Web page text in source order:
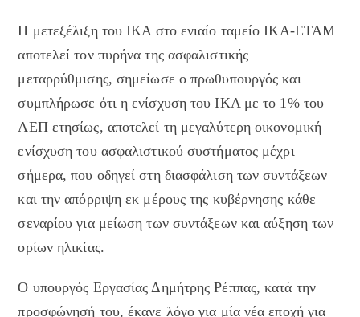
Η μετεξέλιξη του ΙΚΑ στο ενιαίο ταμείο ΙΚΑ-ΕΤΑΜ
αποτελεί τον πυρήνα της ασφαλιστικής
μεταρρύθμισης, σημείωσε ο πρωθυπουργός και
συμπλήρωσε ότι η ενίσχυση του ΙΚΑ με το 1% του
ΑΕΠ ετησίως, αποτελεί τη μεγαλύτερη οικονομική
ενίσχυση του ασφαλιστικού συστήματος μέχρι
σήμερα, που οδηγεί στη διασφάλιση των συντάξεων
και την απόρριψη εκ μέρους της κυβέρνησης κάθε
σεναρίου για μείωση των συντάξεων και αύξηση των
ορίων ηλικίας.
Ο υπουργός Εργασίας Δημήτρης Ρέππας, κατά την
προσφώνησή του, έκανε λόγο για μία νέα εποχή για